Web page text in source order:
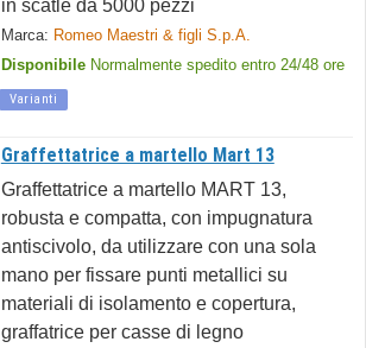
in scatle da 5000 pezzi
Marca: Romeo Maestri & figli S.p.A.
Disponibile Normalmente spedito entro 24/48 ore
Varianti
Graffettatrice a martello Mart 13
Graffettatrice a martello MART 13,
robusta e compatta, con impugnatura
antiscivolo, da utilizzare con una sola
mano per fissare punti metallici su
materiali di isolamento e copertura,
graffatrice per casse di legno